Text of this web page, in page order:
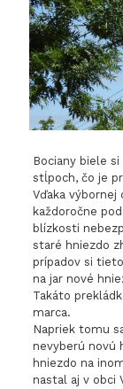
Bociany biele
stĺpoch, čo je
Vďaka výbornej
každoročne
blízkosti
staré hniezdo
prípadov si
na jar nové
Takáto
marca.
Napriek tomu
nevyberú novú
hniezdo na
nastal aj v obci